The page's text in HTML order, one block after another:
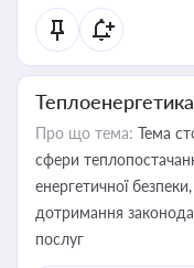
Теплоенергетика
Про що тема: Тема
сфери
енергетичної
дотримання
послуг